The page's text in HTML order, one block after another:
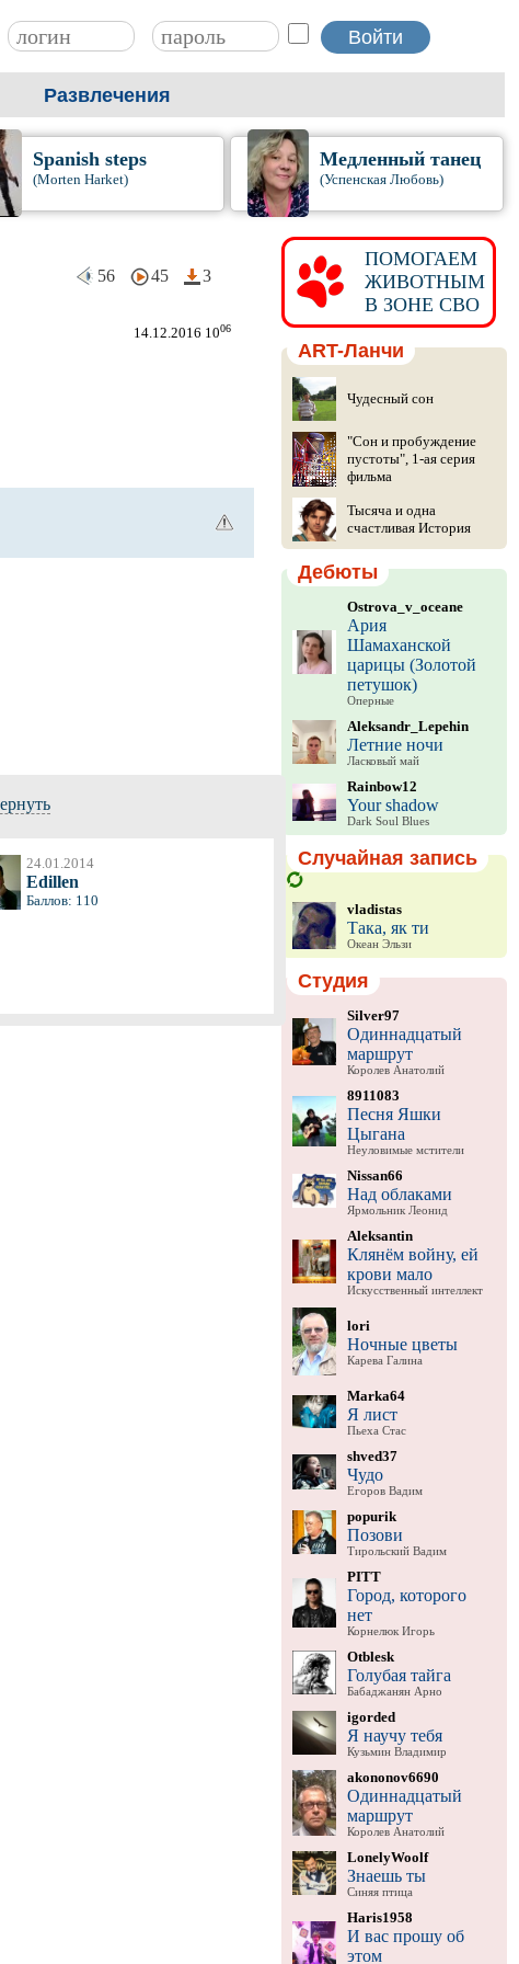
Развлечения
Spanish steps
(Morten Harket)
Медленный танец
(Успенская Любовь)
56 45 3
14.12.2016 1006
24.01.2014
Edillen
Баллов: 110
ПОМОГАЕМ
ЖИВОТНЫМ
В ЗОНЕ СВО
ART-Ланчи
Чудесный сон
"Сон и пробуждение
пустоты", 1-ая серия
фильма
Тысяча и одна
счастливая История
Дебюты
Ostrova_v_oceane
Ария
Шамаханской
царицы (Золотой
петушок)
Оперные
Aleksandr_Lepehin
Летние ночи
Ласковый май
Rainbow12
Your shadow
Dark Soul Blues
Случайная запись
vladistas
Така, як ти
Океан Эльзи
Студия
Silver97
Одиннадцатый
маршрут
Королев Анатолий
8911083
Песня Яшки
Цыгана
Неуловимые мстители
Nissan66
Над облаками
Ярмольник Леонид
Aleksantin
Клянём войну, ей
крови мало
Искусственный интеллект
lori
Ночные цветы
Карева Галина
Marka64
Я лист
Пьеха Стас
shved37
Чудо
Егоров Вадим
popurik
Позови
Тирольский Вадим
PITT
Город, которого
нет
Корнелюк Игорь
Otblesk
Голубая тайга
Бабаджанян Арно
igorded
Я научу тебя
Кузьмин Владимир
akononov6690
Одиннадцатый
маршрут
Королев Анатолий
LonelyWoolf
Знаешь ты
Синяя птица
Haris1958
И вас прошу об
этом